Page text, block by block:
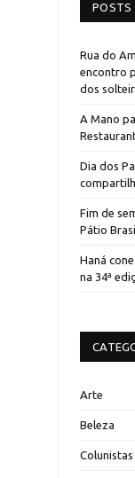
POSTS
Rua do
encontro
dos
A Mano
Dia dos
Fim de
Pátio
Haná
na 34ª
Arte
Beleza
Colunistas